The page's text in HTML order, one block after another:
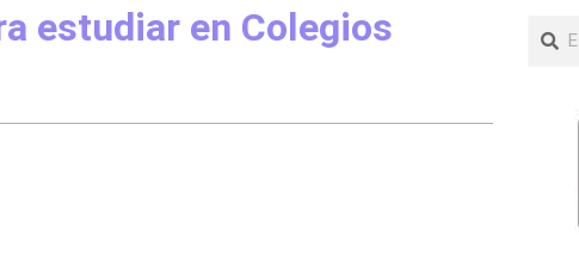
estudiar en Colegios
Buscar